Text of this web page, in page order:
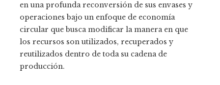
en una profunda reconversión de sus envases y
operaciones bajo un enfoque de economía
circular que busca modificar la manera en que
los recursos son utilizados, recuperados y
reutilizados dentro de toda su cadena de
producción.